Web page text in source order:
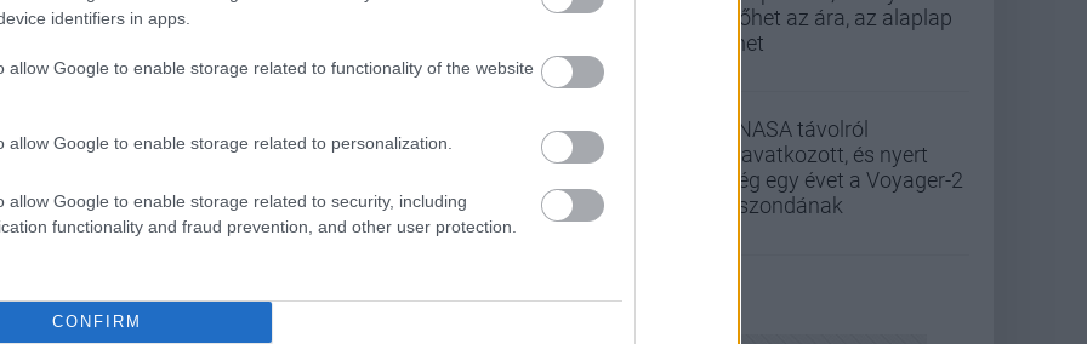
identifiers in apps.
allow Google to enable storage related to functionality of the website
allow Google to enable storage related to personalization.
allow Google to enable storage related to security, including
functionality and fraud prevention, and other user protection.
CONFIRM
kilőhet az ára, az alaplap
lehet
A NASA távolról
beavatkozott, és nyert
még egy évet a Voyager-2
űrszondának